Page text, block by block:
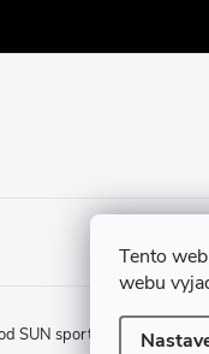
Tento
webu
SUN sport . Všetky práva